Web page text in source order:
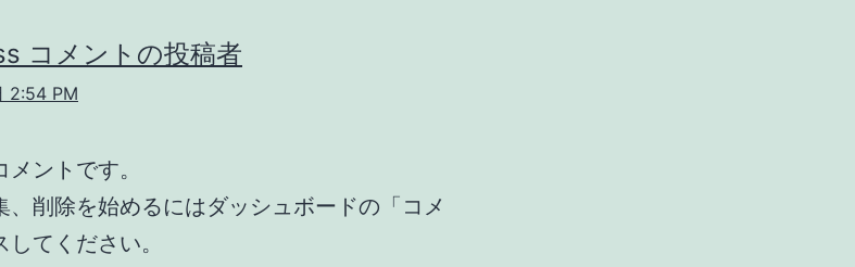
コメントの投稿者
2:54 PM
ントです。
、削除を始めるにはダッシュボードの「コメ
てください。